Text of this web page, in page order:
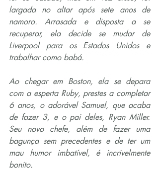
largada no altar após sete anos de
namoro. Arrasada e disposta a se
recuperar, ela decide se mudar de
Liverpool para os Estados Unidos e
trabalhar como babá.
Ao chegar em Boston, ela se depara
com a esperta Ruby, prestes a completar
6 anos, o adorável Samuel, que acaba
de fazer 3, e o pai deles, Ryan Miller.
Seu novo chefe, além de fazer uma
bagunça sem precedentes e de ter um
mau humor imbatível, é incrivelmente
bonito.